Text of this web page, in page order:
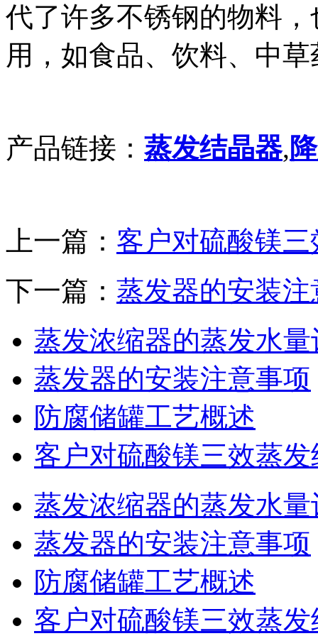
代了许多不锈钢的物料
用，如食品、饮料、中
产品链接： 蒸发结晶器,
上一篇： 客户对硫酸镁
下一篇： 蒸发器的安装注
蒸发浓缩器的蒸发水量
蒸发器的安装注意事项
防腐储罐工艺概述
客户对硫酸镁三效蒸
蒸发浓缩器的蒸发水量
蒸发器的安装注意事项
防腐储罐工艺概述
客户对硫酸镁三效蒸